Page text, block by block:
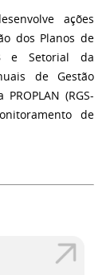
ações
dos Planos de
e Setorial da
de Gestão
(RGS-
de